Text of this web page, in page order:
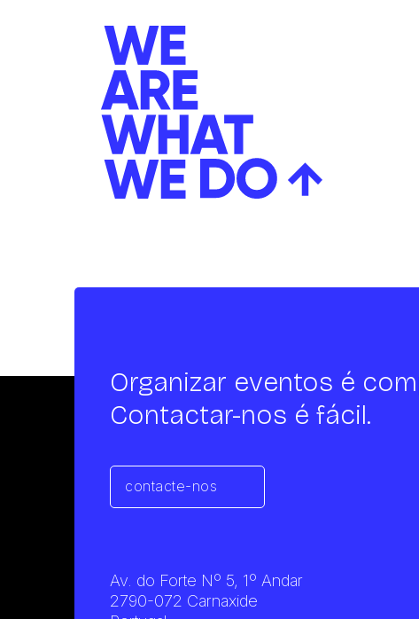
Organizar eventos é
Contactar-nos é fácil.
contacte-nos
Av. do Forte Nº 5, 1º Andar
2790-072 Carnaxide